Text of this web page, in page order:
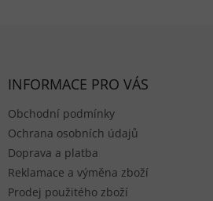
INFORMACE PRO VÁS
Obchodní podmínky
Ochrana osobních údajů
Doprava a platba
Reklamace a výměna zboží
Prodej použitého zboží